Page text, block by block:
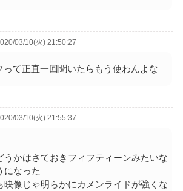
03/10(火) 21:50:27
て正直一回聞いたらもう使わんよな
03/10(火) 21:55:37
うかはさておきフィフティーンみたいな
になった
映像じゃ明らかにカメンライドが強くな